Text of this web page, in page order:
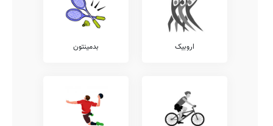
اروبیک بدمینتون